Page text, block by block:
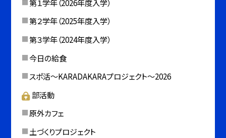
第１学年（2026年度入学）
第２学年（2025年度入学）
第３学年（2024年度入学）
今日の給食
スポ活～KARADAKARAプロジェクト～2026
部活動
原外カフェ
土づくりプロジェクト